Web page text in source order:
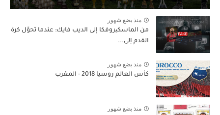
منذ بضع شهور
من الماسكیروفكا إلى الديب فايك: عندما تحوّل كرة
القدم إلى...
منذ بضع شهور
كأس العالم روسيا 2018 - المغرب
منذ بضع شهور